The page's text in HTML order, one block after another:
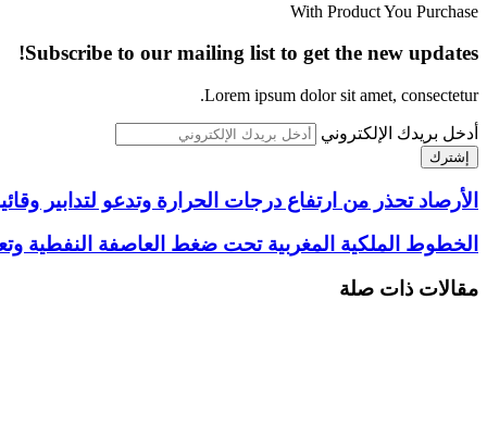
With Product You Purchase
Subscribe to our mailing list to get the new updates!
Lorem ipsum dolor sit amet, consectetur.
أدخل بريدك الإلكتروني
الأرصاد تحذر من ارتفاع درجات الحرارة وتدعو لتدابير
الخطوط الملكية المغربية تحت ضغط العاصفة
مقالات ذات صلة